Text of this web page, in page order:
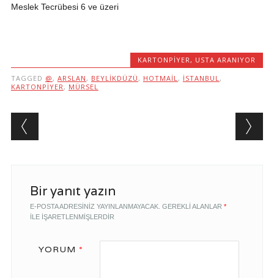
Meslek Tecrübesi 6 ve üzeri
KARTONPIYER, USTA ARANIYOR
TAGGED @ , ARSLAN , BEYLIKDÜZÜ , HOTMAIL, ISTANBUL,
KARTONPIYER, MÜRSEL
Post navigation
Bir yanıt yazın
E-POSTA ADRESINIZ YAYINLANMAYACAK. GEREKLI ALANLAR *
ILE IŞARETLENMIŞLERDIR
YORUM *